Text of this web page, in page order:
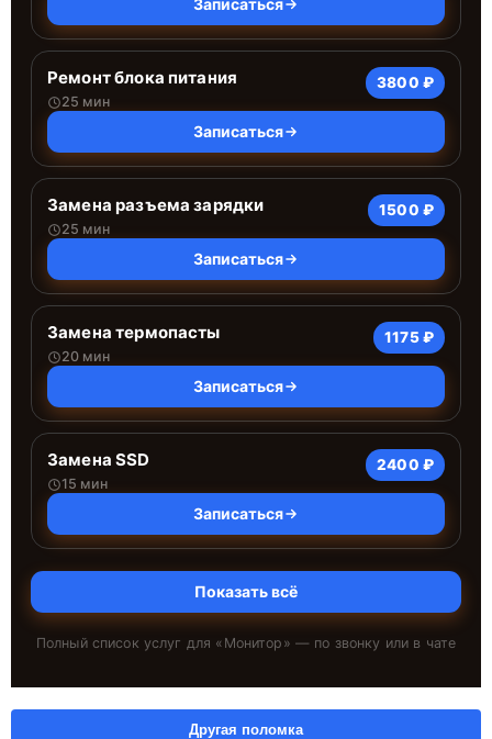
Записаться
Ремонт блока питания
25 мин
3800 ₽
Записаться
Замена разъема зарядки
25 мин
1500 ₽
Записаться
Замена термопасты
20 мин
1175 ₽
Записаться
Замена SSD
15 мин
2400 ₽
Записаться
Показать всё
Полный список услуг для « Монитор » — по звонку или в чате
Другая поломка